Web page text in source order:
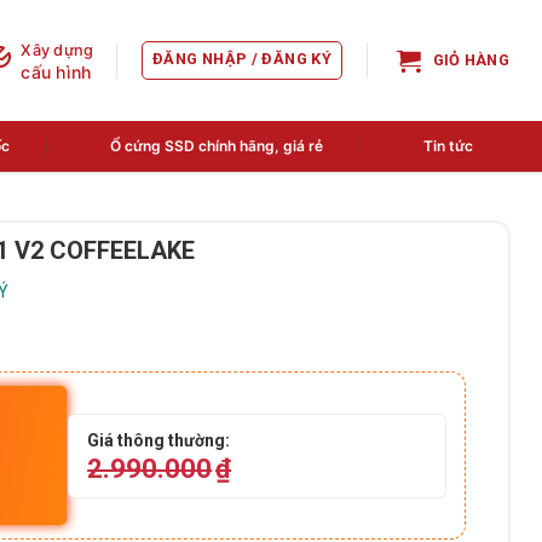
Xây dựng
cấu hình
ĐĂNG NHẬP / ĐĂNG KÝ GIỎ HÀNG
Ổ cứng SSD chính hãng, giá rẻ Tin tức
COFFEELAKE
Giá thông thường:
2.990.000₫